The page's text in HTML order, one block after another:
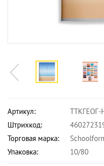
Артикул:
ТТКГЕОГ-
Штрихкод:
Торговая марка:
Упаковка:
10/80